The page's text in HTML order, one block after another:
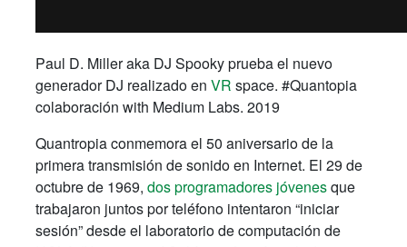
Paul D. Miller aka DJ Spooky prueba el nuevo
generador DJ realizado en VR space. #Quantopia
colaboración with Medium Labs. 2019
Quantropia conmemora el 50 aniversario de la
primera transmisión de sonido en Internet. El 29 de
octubre de 1969, dos programadores jóvenesque
trabajaron juntos por teléfono intentaron “iniciar
sesión” desde el laboratorio de computación de